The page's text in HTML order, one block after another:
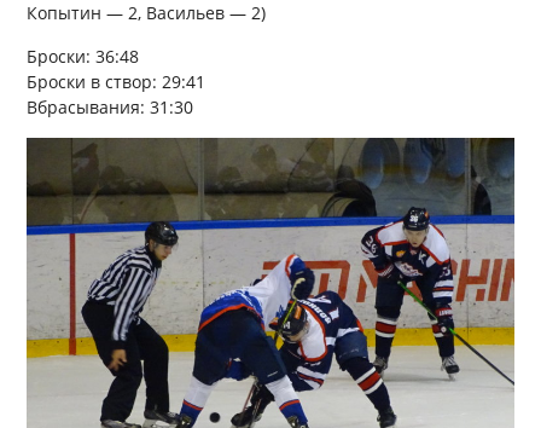
Копытин — 2, Васильев — 2)
Броски: 36:48
Броски в створ: 29:41
Вбрасывания: 31:30